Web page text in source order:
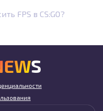
FPS в CS:GO?